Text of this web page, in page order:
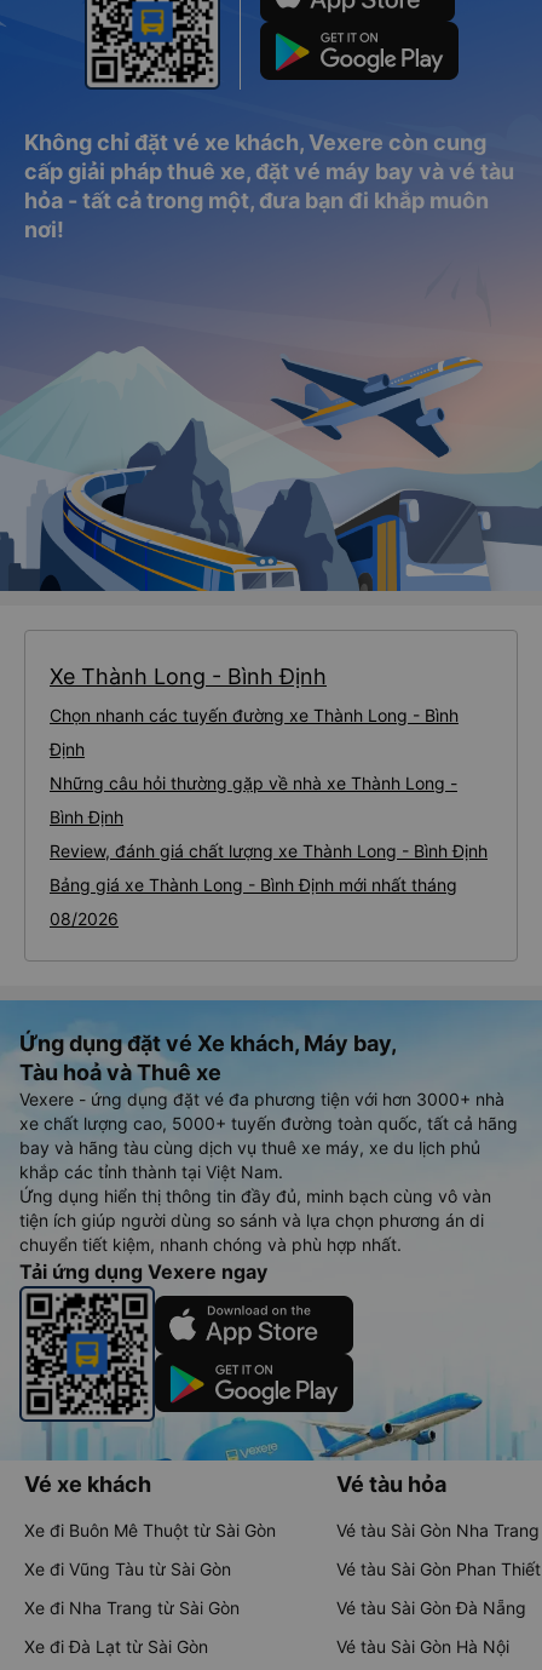
Không chỉ đặt vé xe khách, Vexere còn cung
cấp giải pháp thuê xe, đặt vé máy bay và vé tàu
hỏa - tất cả trong một, đưa bạn đi khắp muôn
nơi!
Xe Thành Long - Bình Định
Chọn nhanh các tuyến đường xe Thành Long - Bình
Định
Những câu hỏi thường gặp về nhà xe Thành Long -
Bình Định
Review, đánh giá chất lượng xe Thành Long - Bình Định
Bảng giá xe Thành Long - Bình Định mới nhất tháng
08/2026
Ứng dụng đặt vé Xe khách, Máy bay,
Tàu hoả và Thuê xe
Vexere - ứng dụng đặt vé đa phương tiện với hơn 3000+ nhà
xe chất lượng cao, 5000+ tuyến đường toàn quốc, tất cả hãng
bay và hãng tàu cùng dịch vụ thuê xe máy, xe du lịch phủ
khắp các tỉnh thành tại Việt Nam.
Ứng dụng hiển thị thông tin đầy đủ, minh bạch cùng vô vàn
tiện ích giúp người dùng so sánh và lựa chọn phương án di
chuyển tiết kiệm, nhanh chóng và phù hợp nhất.
Tải ứng dụng Vexere ngay
Vé xe khách
Xe đi Buôn Mê Thuột từ Sài Gòn
Xe đi Vũng Tàu từ Sài Gòn
Xe đi Nha Trang từ Sài Gòn
Xe đi Đà Lạt từ Sài Gòn
Vé tàu hỏa
Vé tàu Sài Gòn Nha Trang
Vé tàu Sài Gòn Phan Thiết
Vé tàu Sài Gòn Đà Nẵng
Vé tàu Sài Gòn Hà Nội